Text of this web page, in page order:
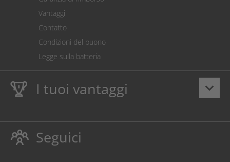
Vantaggi
Contatto
Condizioni del buono
Legge sulla batteria
keyboard_arrow_down
I tuoi vantaggi
Dieci anniGaranzia Ampertecsu toner e inchiostro
Rispettoso dellambiente evitando gli sprechi.
Seguici